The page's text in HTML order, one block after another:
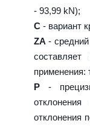
- 93,99 kN);
C - вариант
ZA -
применения:
P -
отклонения